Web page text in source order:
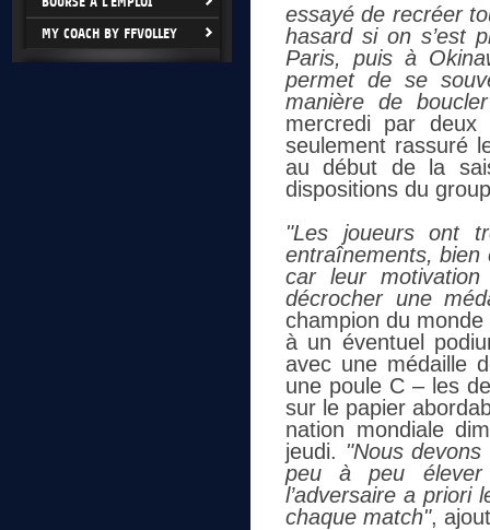
MY COACH BY FFVOLLEY
essayé de recréer
hasard si on s’est
Paris, puis à
permet de se
manière de
mercredi par
seulement rassuré
au début de la
dispositions du
"Les joueurs ont
entraînements, bien
car leur
décrocher une
champion du
à un éventuel
avec une médaille
une poule C – les
sur le papier
nation mondiale
jeudi. "Nous
peu à peu élever
l’adversaire a priori
chaque match",